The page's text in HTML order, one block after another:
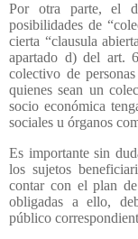
Por otra parte, el
posibilidades de
cierta “clausula
apartado d) del art.
colectivo de
quienes sean un
socio económica
sociales u órganos
Es importante sin
los sujetos
contar con el plan
obligadas a ello,
público